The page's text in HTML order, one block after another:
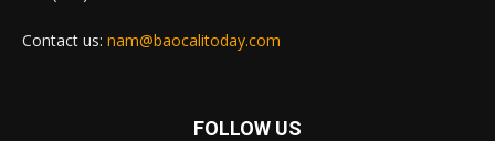
Contact us: nam@baocalitoday.com
FOLLOW US